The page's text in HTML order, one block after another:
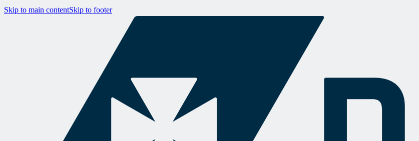
Skip to main contentSkip to footer